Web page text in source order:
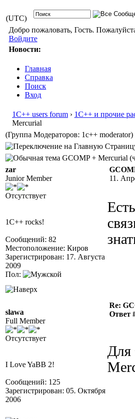
(UTC)
Добро пожаловать, Гость.
Войдите
Новости:
Главная
Справка
Поиск
Вход
1С++ users forum › 1С++ и прочие
Mercurial
(Группа Модераторов: 1c++ moderator)
GCOMP + Mercurial
zar
Junior Member
Отсутствует
1C++ rocks!
Сообщений: 82
Местоположение: Киров
Зарегистрирован: 17. Августа
2009
Пол:
11.
slawa
Full Member
Отсутствует
I Love YaBB 2!
Сообщений: 125
Зарегистрирован: 05. Октября
2006
Re:
Ответ
Для